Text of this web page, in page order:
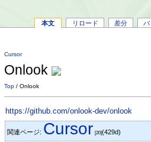
本文 リロード 差分 バ
Cursor
Onlook
Top / Onlook
https://github.com/onlook-dev/onlook
関連ページ: Cursor [20](429d)